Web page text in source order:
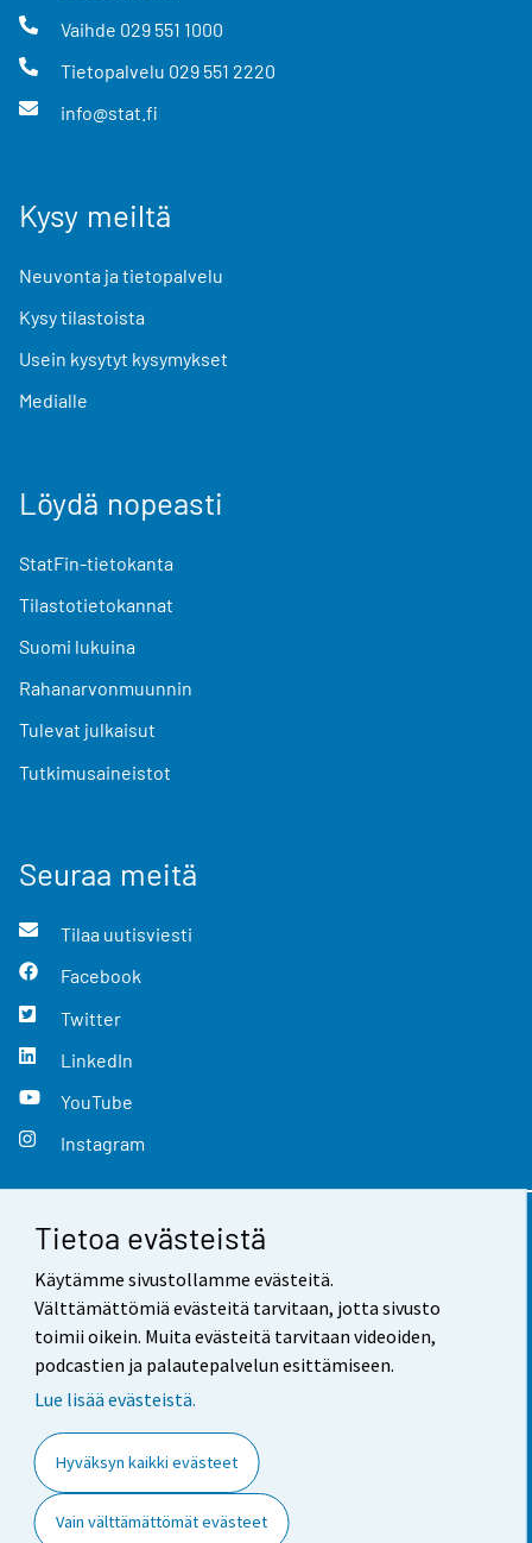
Tietoa evästeistä
Käytämme sivustollamme evästeitä.
Välttämättömiä evästeitä tarvitaan, jotta sivusto
toimii oikein. Muita evästeitä tarvitaan videoiden,
podcastien ja palautepalvelun esittämiseen.
Lue lisää evästeistä.
Hyväksyn kaikki evästeet
Vain välttämättömät evästeet
Vaihde 029 551 1000
Tietopalvelu 029 551 2220
info@stat.fi
Kysy meiltä
Neuvonta ja tietopalvelu
Kysy tilastoista
Usein kysytyt kysymykset
Medialle
Löydä nopeasti
StatFin-tietokanta
Tilastotietokannat
Suomi lukuina
Rahanarvonmuunnin
Tulevat julkaisut
Tutkimusaineistot
Seuraa meitä
Tilaa uutisviesti
Facebook
Twitter
LinkedIn
YouTube
Instagram
Yhteystiedot
Palaute
Käyttöehdot
Saavutettavuus
Tietoa sivustosta
Evästeasetukset